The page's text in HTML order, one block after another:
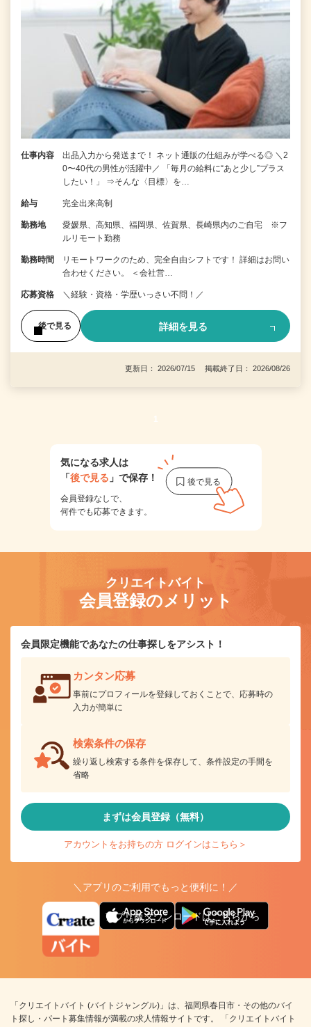
仕事内容
出品入力から発送まで！ ネット通販の仕組みが学べる◎ ＼2
0〜40代の男性が活躍中／ 「毎月の給料に“あと少し”プラス
したい！」 ⇒そんな〈目標〉を…
給与 完全出来高制
勤務地
愛媛県、高知県、福岡県、佐賀県、長崎県内のご自宅 ※フ
ルリモート勤務
勤務時間
リモートワークのため、完全自由シフトです！ 詳細はお問い
合わせください。 ＜会社営…
応募資格 ＼経験・資格・学歴いっさい不問！／
後で見る 詳細を見る
更新日： 2026/07/15 掲載終了日： 2026/08/26
1
気になる求人は
「後で見る 」で保存！
会員登録なしで、
何件でも応募できます。
クリエイトバイト
会員登録のメリット
会員限定機能であなたの仕事探しをアシスト！
カンタン応募
事前にプロフィールを登録しておくことで、応募時の
入力が簡単に
検索条件の保存
繰り返し検索する条件を保存して、条件設定の手間を
省略
まずは会員登録（無料）
アカウントをお持ちの方 ログインはこちら＞
＼アプリのご利用でもっと便利に！／
アプリ版ダウンロードはこちらから
「クリエイトバイト (バイトジャングル)」は、福岡県春日市・その他のバイ
ト探し・パート募集情報が満載の求人情報サイトです。 「クリエイトバイト